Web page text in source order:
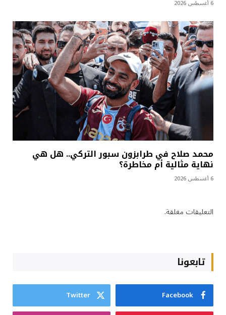
6 أغسطس 2026
محمد صلاح في طرابزون سبور التركي.. هل هي
نهاية مثالية أم مخاطرة؟
6 أغسطس 2026
التعليقات مغلقة.
تابعونا
Facebook
Twitter